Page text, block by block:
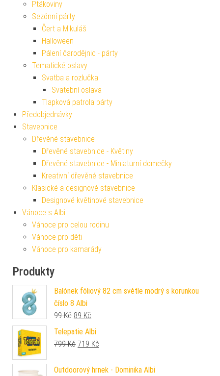
Ptákoviny
Sezónní párty
Čert a Mikuláš
Halloween
Pálení čarodějnic - párty
Tematické oslavy
Svatba a rozlučka
Svatební oslava
Tlapková patrola párty
Předobjednávky
Stavebnice
Dřevěné stavebnice
Dřevěné stavebnice - Květiny
Dřevěné stavebnice - Miniaturní domečky
Kreativní dřevěné stavebnice
Klasické a designové stavebnice
Designové květinové stavebnice
Vánoce s Albi
Vánoce pro celou rodinu
Vánoce pro děti
Vánoce pro kamarády
Produkty
Balónek fóliový 82 cm světle modrý s korunkou
číslo 8 Albi
99Kč Původní cena byla: 99 Kč.
89 Kč
Telepatie Albi
799Kč Původní cena byla: 799 Kč.
719 Kč
Outdoorový hrnek - Dominika Albi